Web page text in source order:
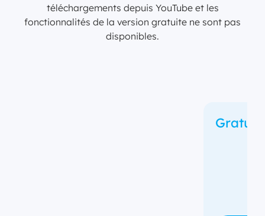
téléchargements depuis YouTube et les
fonctionnalités de la version gratuite ne sont pas
disponibles.
Gratuit